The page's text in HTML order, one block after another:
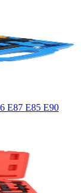
E87 E85 E90